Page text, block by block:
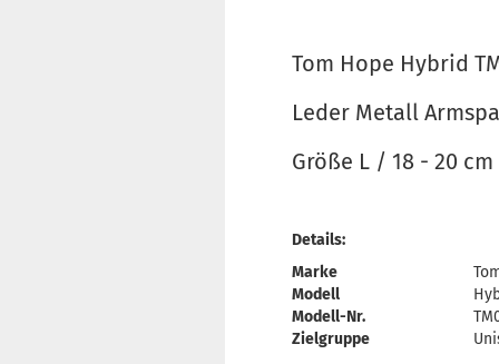
Tom Hope Hybrid
Leder Metall
Größe L / 18 - 20 cm
Details:
Marke
Modell
Modell-Nr.
Zielgruppe